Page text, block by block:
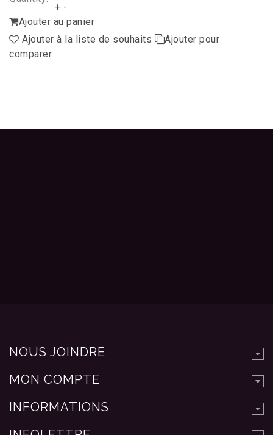
+ -
Ajouter au panier
Ajouter à la liste de souhaits
Ajouter pour
comparer
NOUS JOINDRE
MON COMPTE
INFORMATIONS